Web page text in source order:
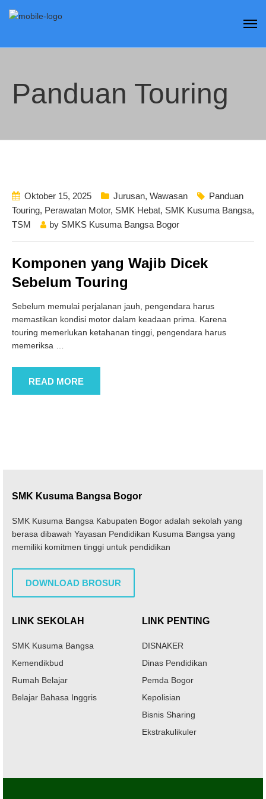
Panduan Touring
Oktober 15, 2025 Jurusan, Wawasan
Panduan
Touring, Perawatan Motor, SMK Hebat, SMK Kusuma Bangsa,
TSM
by SMKS Kusuma Bangsa Bogor
Komponen yang Wajib Dicek
Sebelum Touring
Sebelum memulai perjalanan jauh, pengendara harus
memastikan kondisi motor dalam keadaan prima. Karena
touring memerlukan ketahanan tinggi, pengendara harus
memeriksa
READ MORE
SMK Kusuma Bangsa Bogor
SMK Kusuma Bangsa Kabupaten Bogor adalah sekolah yang
berasa dibawah Yayasan Pendidikan Kusuma Bangsa yang
memiliki komitmen tinggi untuk pendidikan
DOWNLOAD BROSUR
LINK SEKOLAH
SMK Kusuma Bangsa
Kemendikbud
Rumah Belajar
Belajar Bahasa Inggris
LINK PENTING
DISNAKER
Dinas Pendidikan
Pemda Bogor
Kepolisian
Bisnis Sharing
Ekstrakulikuler